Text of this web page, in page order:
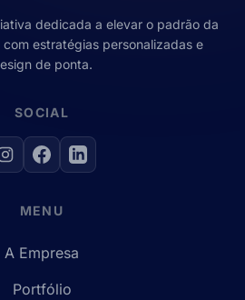
dedicada a elevar o padrão da
estratégias personalizadas e
de ponta.
SOCIAL
MENU
A Empresa
Portfólio